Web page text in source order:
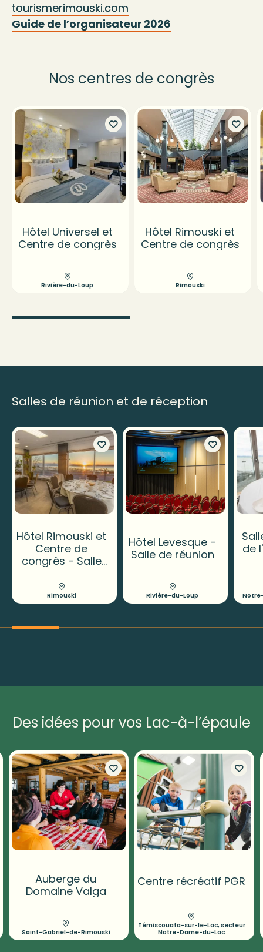
tourismerimouski.com
Guide de l’organisateur 2026
Nos centres de congrès
Hôtel Universel et
Centre de congrès
Rivière-du-Loup
Hôtel Rimouski et
Centre de congrès
Rimouski
Salles de réunion et de réception
Hôtel Rimouski et
Centre de
congrès - Salle
Rimouski
Hôtel Levesque -
Salle de réunion
Rivière-du-Loup
de
Des idées pour vos Lac-à-l’épaule
Auberge du
Domaine Valga
Saint-Gabriel-de-Rimouski
Centre récréatif PGR
Témiscouata-sur-le-Lac, secteur
Notre-Dame-du-Lac